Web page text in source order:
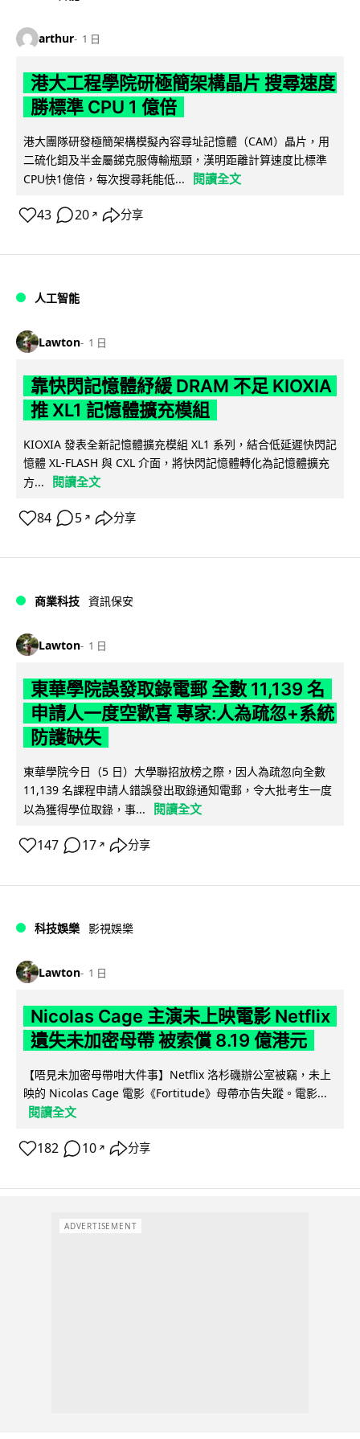
arthur 1 日
港大工程學院研極簡架構晶片 搜尋速度
勝標準 CPU 1 億倍
港大團隊研發極簡架構模擬內容尋址記憶體（CAM）晶片，用
二硫化鉬及半金屬銻克服傳輸瓶頸，漢明距離計算速度比標準
CPU快1億倍，每次搜尋耗能低...
閱讀全文
43 20 ↗ 分享
人工智能
Lawton 1 日
靠快閃記憶體紓緩 DRAM 不足 KIOXIA
推 XL1 記憶體擴充模組
KIOXIA 發表全新記憶體擴充模組 XL1 系列，結合低延遲快閃記
憶體 XL-FLASH 與 CXL 介面，將快閃記憶體轉化為記憶體擴充
方...
閱讀全文
84 5 ↗ 分享
商業科技 資訊保安
Lawton 1 日
東華學院誤發取錄電郵 全數 11,139 名
申請人一度空歡喜 專家:人為疏忽+系統
防護缺失
東華學院今日（5 日）大學聯招放榜之際，因人為疏忽向全數
11,139 名課程申請人錯誤發出取錄通知電郵，令大批考生一度
以為獲得學位取錄，事...
閱讀全文
147 17 ↗ 分享
科技娛樂 影視娛樂
Lawton 1 日
Nicolas Cage 主演未上映電影 Netflix
遺失未加密母帶 被索償 8.19 億港元
【唔見未加密母帶咁大件事】Netflix 洛杉磯辦公室被竊，未上
映的 Nicolas Cage 電影《Fortitude》母帶亦告失蹤。電影...
閱讀全文
182 10 ↗ 分享
ADVERTISEMENT